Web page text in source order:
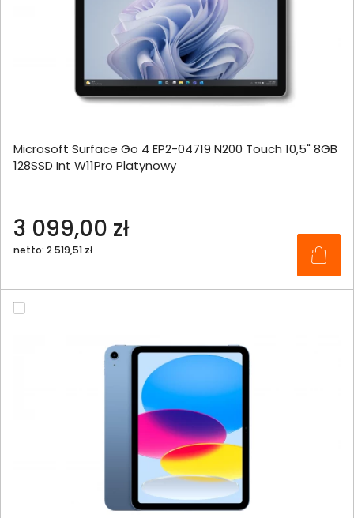
Microsoft Surface Go 4 EP2-04719 N200 Touch 10,5" 8GB
128SSD Int W11Pro Platynowy
3 099,00 zł
netto: 2 519,51 zł